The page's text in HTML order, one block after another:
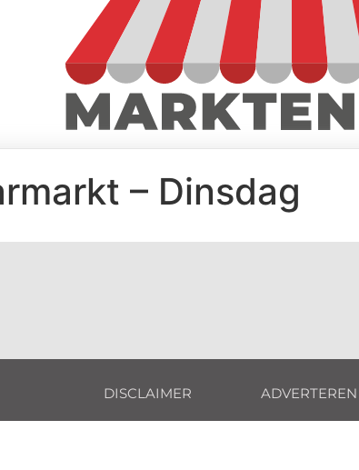
– Dinsdag
DISCLAIMER ADVERTEREN